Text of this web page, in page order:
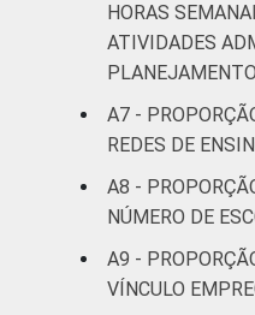
SÉRIE
HORAS
ATIVIDADES
PLANEJAMENTO
A7 -
REDES DE
A8 -
NÚMERO DE
A9 -
VÍNCULO